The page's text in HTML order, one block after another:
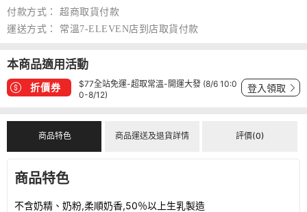
付款方式：
超商取貨付款
運送方式：
常溫7-ELEVEN店到店取貨付款
本商品適用活動
折價券
$77全站免運-超取常溫-開運大發 (8/6 10:0
0-8/12)
登入領取
商品特色 商品運送及退貨詳情 評價(0)
商品特色
不含奶精、奶粉,柔順奶香,50％以上生乳製造